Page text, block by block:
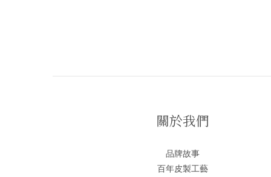
關於我們
品牌故事
百年皮製工藝